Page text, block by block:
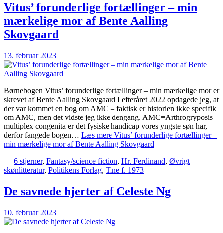
Vitus’ forunderlige fortællinger – min
mærkelige mor af Bente Aalling
Skovgaard
13. februar 2023
Børnebogen Vitus’ forunderlige fortællinger – min mærkelige mor er
skrevet af Bente Aalling Skovgaard I efteråret 2022 opdagede jeg, at
der var kommet en bog om AMC – faktisk er historien ikke specifik
om AMC, men det vidste jeg ikke dengang. AMC=Arthrogryposis
multiplex congenita er det fysiske handicap vores yngste søn har,
derfor fangede bogen… Læs mere Vitus’ forunderlige fortællinger –
min mærkelige mor af Bente Aalling Skovgaard
— 6 stjerner, Fantasy/science fiction, Hr. Ferdinand, Øvrigt
skønlitteratur, Politikens Forlag, Tine f. 1973 —
De savnede hjerter af Celeste Ng
10. februar 2023